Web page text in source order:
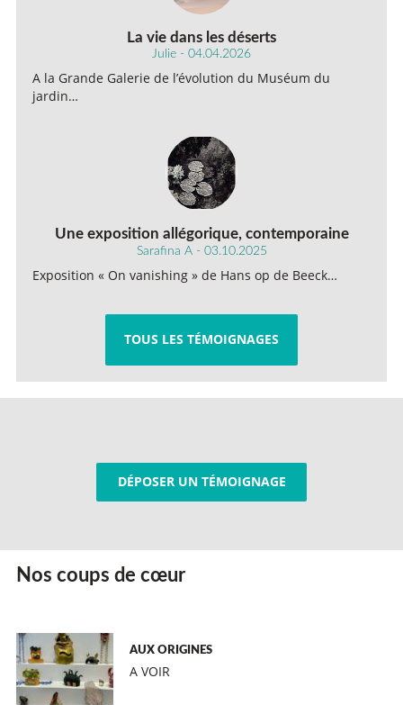
La vie dans les déserts
Julie - 04.04.2026
A la Grande Galerie de l’évolution du Muséum du
jardin…
Une exposition allégorique, contemporaine
Sarafina A - 03.10.2025
Exposition « On vanishing » de Hans op de Beeck…
TOUS LES TÉMOIGNAGES
DÉPOSER UN TÉMOIGNAGE
Nos coups de cœur
AUX ORIGINES
A VOIR